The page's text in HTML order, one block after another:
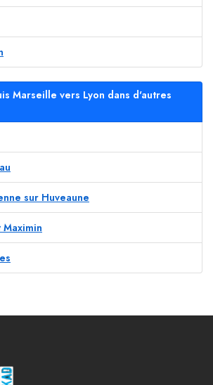
Marseille vers Lyon dans d'autres
sur Huveaune